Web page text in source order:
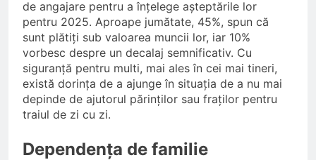
de angajare pentru a înțelege așteptările lor
pentru 2025. Aproape jumătate, 45%, spun că
sunt plătiți sub valoarea muncii lor, iar 10%
vorbesc despre un decalaj semnificativ. Cu
siguranță pentru multi, mai ales în cei mai tineri,
există dorința de a ajunge în situația de a nu mai
depinde de ajutorul părinților sau fraților pentru
traiul de zi cu zi.
Dependența de familie